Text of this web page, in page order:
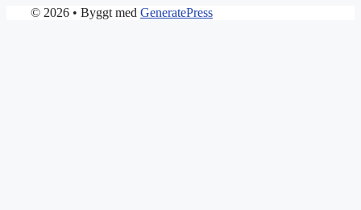
© 2026 • Byggt med GeneratePress